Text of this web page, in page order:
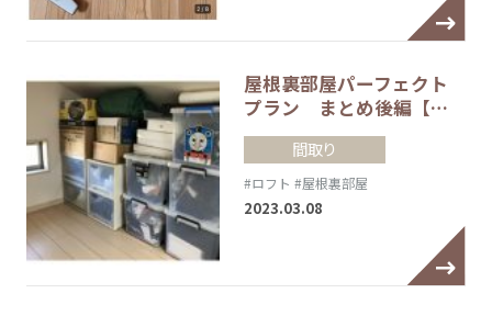
屋根裏部屋パーフェクト
プラン まとめ後編【…
間取り
#ロフト #屋根裏部屋
2023.03.08